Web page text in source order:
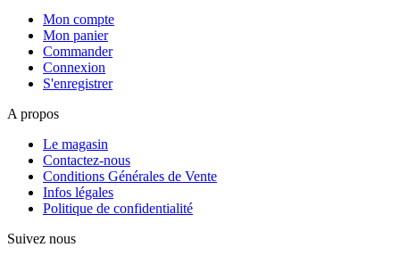
Mon compte
Mon panier
Commander
Connexion
S'enregistrer
A propos
Le magasin
Contactez-nous
Conditions Générales de Vente
Infos légales
Politique de confidentialité
Suivez nous